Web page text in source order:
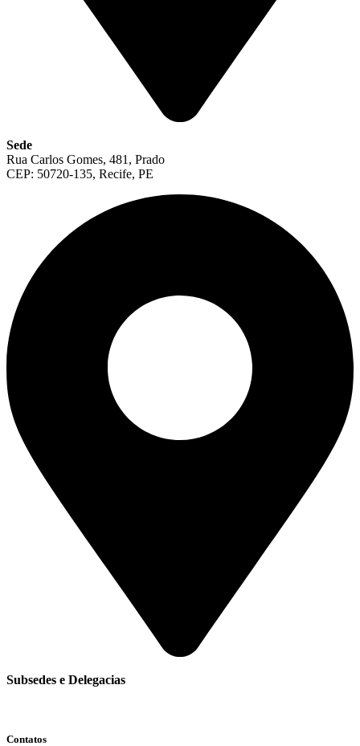
Sede
Rua Carlos Gomes, 481, Prado
CEP: 50720-135, Recife, PE
Subsedes e Delegacias
Contatos